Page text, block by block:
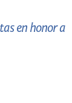
en honor a